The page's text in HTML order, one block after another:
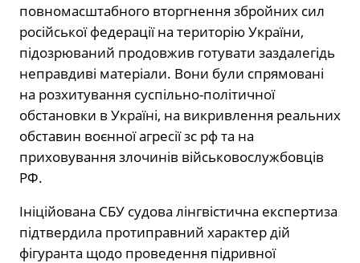
повномасштабного вторгнення збройних сил
російської федерації на територію України,
підозрюваний продовжив готувати заздалегідь
неправдиві матеріали. Вони були спрямовані
на розхитування суспільно-політичної
обстановки в Україні, на викривлення реальних
обставин воєнної агресії зс рф та на
приховування злочинів військовослужбовців
РФ.
Ініційована СБУ судова лінгвістична експертиза
підтвердила протиправний характер дій
фігуранта щодо проведення підривної